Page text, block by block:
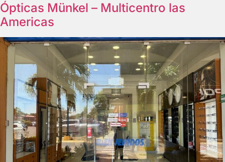
Ópticas Münkel – Multicentro las
Americas